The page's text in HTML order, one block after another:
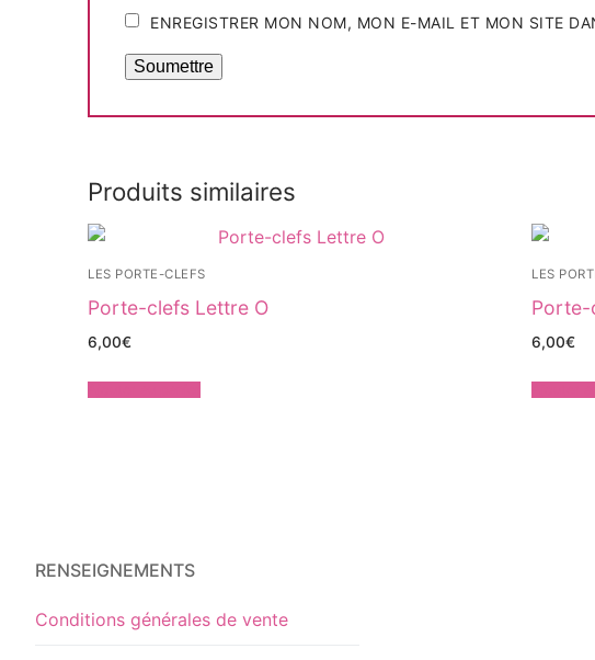
ENREGISTRER MON NOM, MON E-MAIL ET MON SITE
Produits similaires
LES PORTE-CLEFS
Porte-clefs Lettre O
6,00€
LES
Porte-
6,00€
RENSEIGNEMENTS
Conditions générales de vente